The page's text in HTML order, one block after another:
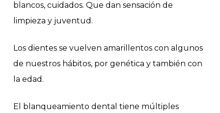
blancos, cuidados. Que dan sensación de
limpieza y juventud.
Los dientes se vuelven amarillentos con algunos
de nuestros hábitos, por genética y también con
la edad.
El blanqueamiento dental tiene múltiples